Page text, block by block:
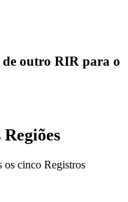
de outro RIR para o
os cinco Registros